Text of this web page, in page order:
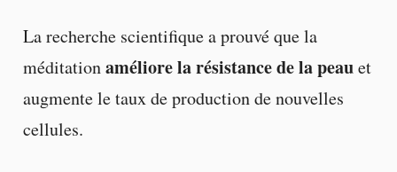
La recherche scientifique a prouvé que la
méditationaméliore la résistance de la peauet
augmente le taux de production de nouvelles
cellules.